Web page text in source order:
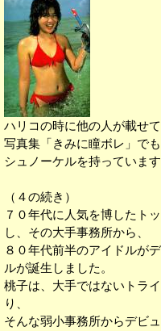
ハリコの時に他の人が載せ
写真集「きみに瞳ボレ」で
シュノーケルを持っていま
（４の続き）
７０年代に人気を博したト
し、その大手事務所から、
８０年代前半のアイドルが
ルが誕生しました。
桃子は、大手ではないトラ
り、
そんな弱小事務所からデビ